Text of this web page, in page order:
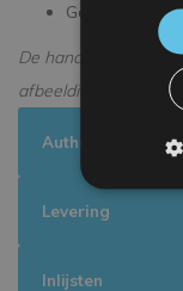
Geleverd in
De handtekening
afbeelding.
Authenticiteit
Levering
Inlijsten